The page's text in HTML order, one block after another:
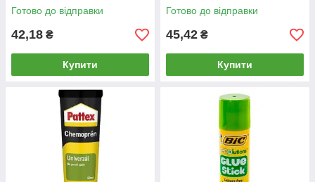
Готово до відправки
42,18 ₴
Купити
Готово до відправки
45,42 ₴
Купити